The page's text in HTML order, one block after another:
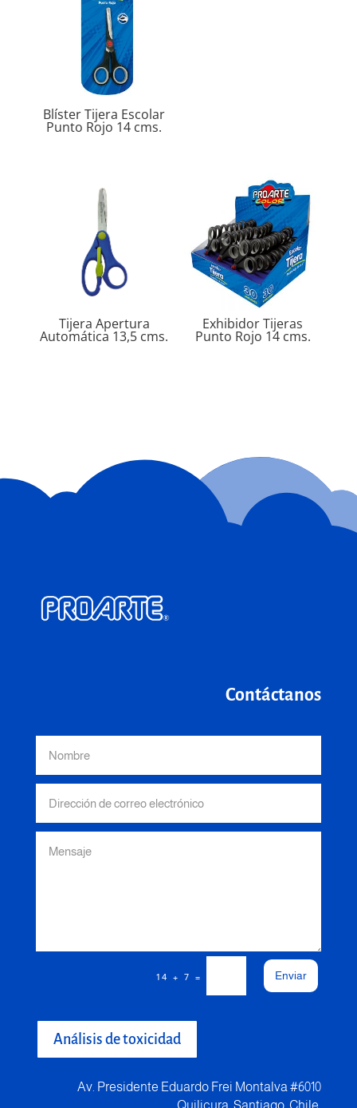
Blíster Tijera Escolar
Punto Rojo 14 cms.
Tijera Apertura
Automática 13,5 cms.
Exhibidor Tijeras
Punto Rojo 14 cms.
Contáctanos
14 + 7 = Enviar
Análisis de toxicidad
Av. Presidente Eduardo Frei Montalva #6010
Quilicura, Santiago, Chile.